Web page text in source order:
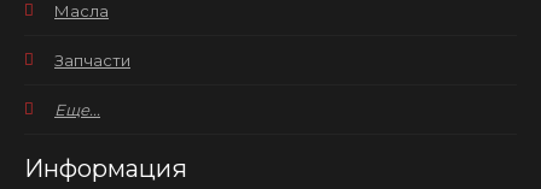
Масла
Запчасти
Еще...
Информация